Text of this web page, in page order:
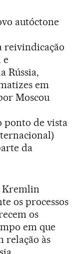
autóctone
reivindicação
e
Rússia,
em
Moscou
ponto de vista
da
Kremlin
os processos
os
em que
relação às